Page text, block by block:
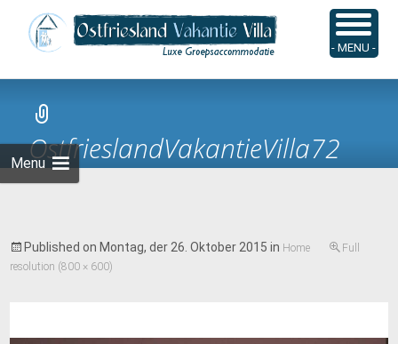
Menu
Skip
to
content
Suchen
nach:
OstfrieslandVakantieVilla72
Published on Montag, der 26. Oktober 2015 in Home
Full
resolution (800 × 600)
- MENU -